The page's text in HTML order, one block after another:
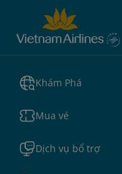
Khám Phá
Mua vé
Dịch vụ bổ trợ